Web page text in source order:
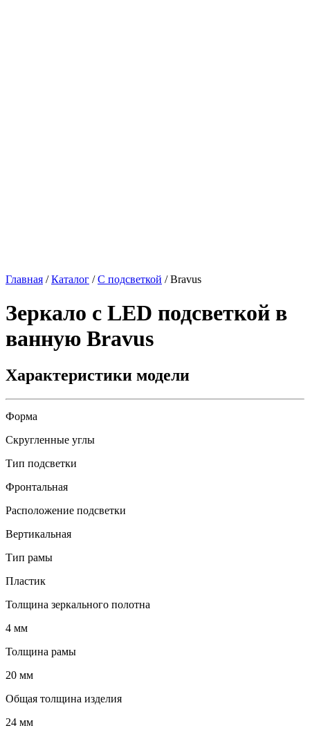
Главная /Каталог /С подсветкой /Bravus
Зеркало с LED подсветкой в
ванную Bravus
Характеристики модели
Форма
Скругленные углы
Тип подсветки
Фронтальная
Расположение подсветки
Вертикальная
Тип рамы
Пластик
Толщина зеркального полотна
4 мм
Толщина рамы
20 мм
Общая толщина изделия
24 мм